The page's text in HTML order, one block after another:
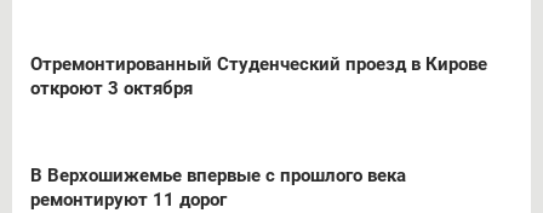
Отремонтированный Студенческий проезд в Кирове
откроют 3 октября
В Верхошижемье впервые с прошлого века
ремонтируют 11 дорог